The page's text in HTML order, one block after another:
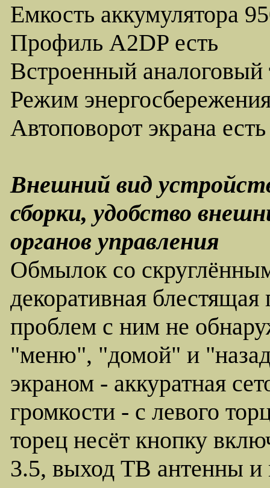
Емкость аккумулятора
Профиль A2DP есть
Встроенный аналоговый
Режим
Автоповорот экрана есть
Внешний вид
сборки, удобство
органов управления
Обмылок со
декоративная
проблем с ним не
"меню", "домой" и
экраном - аккуратная
громкости - с левого
торец несёт кнопку
3.5, выход ТВ антенны и